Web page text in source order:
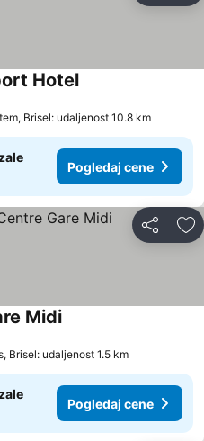
HotelPogledaj cene
Brisel: udaljenost 10.8 km
Pogledaj cene
Deli
MidiPogledaj cene
Brisel: udaljenost 1.5 km
Pogledaj cene